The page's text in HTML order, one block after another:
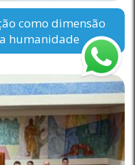
como dimensão
humanidade